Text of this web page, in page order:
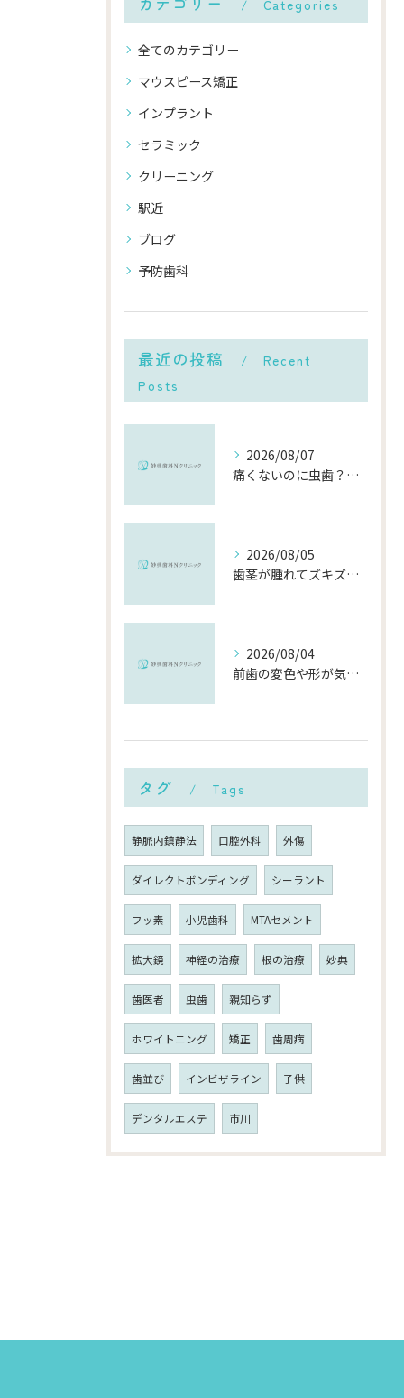
Categories
全てのカテゴリー
マウスピース矯正
インプラント
セラミック
クリーニング
駅近
ブログ
予防歯科
最近の投稿
Recent
Posts
2026/08/07
痛くないのに虫歯？「痛みのない虫歯」が進行する理由と発見方法
2026/08/05
歯茎が腫れてズキズキ痛む時の応急処置と、早めに受診すべき理由
2026/08/04
前歯の変色や形が気になる…削らずにきれいに整える「ダイレクトボンディング」とは？
タグ Tags
静脈内鎮静法 口腔外科 外傷
ダイレクトボンディング シーラント
フッ素 小児歯科 MTAセメント
拡大鏡 神経の治療 根の治療 妙典
歯医者 虫歯 親知らず
ホワイトニング 矯正 歯周病
歯並び インビザライン 子供
デンタルエステ 市川